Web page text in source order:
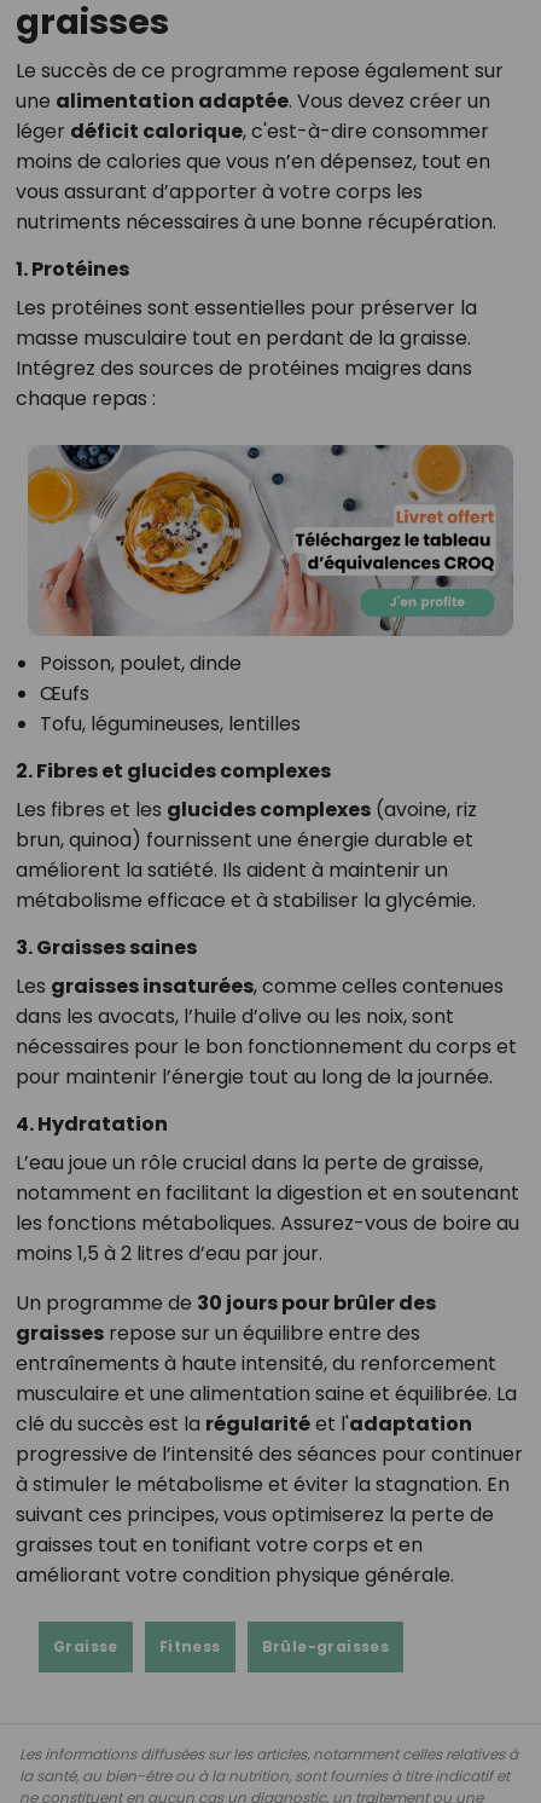
graisses
Le succès de ce programme repose également sur
une alimentation adaptée. Vous devez créer un
léger déficit calorique, c'est-à-dire consommer
moins de calories que vous n’en dépensez, tout en
vous assurant d’apporter à votre corps les
nutriments nécessaires à une bonne récupération.
1. Protéines
Les protéines sont essentielles pour préserver la
masse musculaire tout en perdant de la graisse.
Intégrez des sources de protéines maigres dans
chaque repas :
Poisson, poulet, dinde
Œufs
Tofu, légumineuses, lentilles
2. Fibres et glucides complexes
Les fibres et les glucides complexes(avoine, riz
brun, quinoa) fournissent une énergie durable et
améliorent la satiété. Ils aident à maintenir un
métabolisme efficace et à stabiliser la glycémie.
3. Graisses saines
Les graisses insaturées, comme celles contenues
dans les avocats, l’huile d’olive ou les noix, sont
nécessaires pour le bon fonctionnement du corps et
pour maintenir l’énergie tout au long de la journée.
4. Hydratation
L’eau joue un rôle crucial dans la perte de graisse,
notamment en facilitant la digestion et en soutenant
les fonctions métaboliques. Assurez-vous de boire au
moins 1,5 à 2 litres d’eau par jour.
Un programme de 30 jours pour brûler des
graissesrepose sur un équilibre entre des
entraînements à haute intensité, du renforcement
musculaire et une alimentation saine et équilibrée. La
clé du succès est la régularitéet l'adaptation
progressive de l’intensité des séances pour continuer
à stimuler le métabolisme et éviter la stagnation. En
suivant ces principes, vous optimiserez la perte de
graisses tout en tonifiant votre corps et en
améliorant votre condition physique générale.
Graisse Fitness Brûle-graisses
Les informations diffusées sur les articles, notamment celles relatives à
la santé, au bien-être ou à la nutrition, sont fournies à titre indicatif et
ne constituent en aucun cas un diagnostic, un traitement ou une